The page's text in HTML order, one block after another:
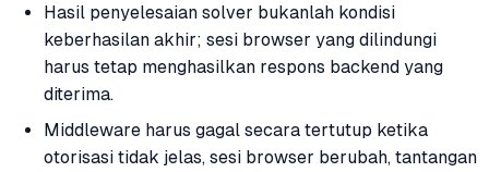
Hasil penyelesaian solver bukanlah kondisi
keberhasilan akhir; sesi browser yang dilindungi
harus tetap menghasilkan respons backend yang
diterima.
Middleware harus gagal secara tertutup ketika
otorisasi tidak jelas, sesi browser berubah, tantangan